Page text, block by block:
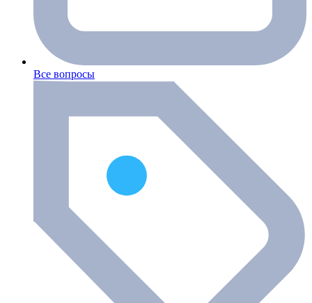
Все вопросы